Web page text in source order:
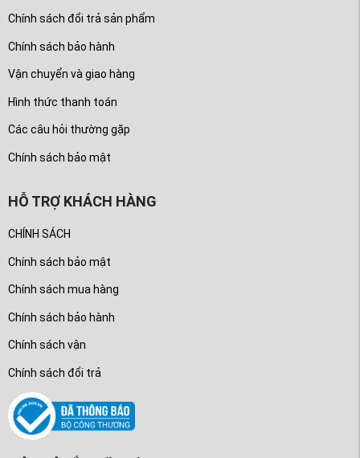
Chính sách đổi trả sản phẩm
Chính sách bảo hành
Vận chuyển và giao hàng
Hình thức thanh toán
Các câu hỏi thường gặp
Chính sách bảo mật
HỖ TRỢ KHÁCH HÀNG
CHÍNH SÁCH
Chính sách bảo mật
Chính sách mua hàng
Chính sách bảo hành
Chính sách vận
Chính sách đổi trả